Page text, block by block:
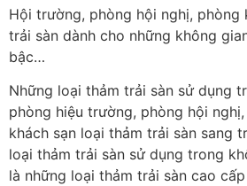
Hội trường, phòng hội nghị, phòng
trải sàn dành cho những không
bậc…
Những loại thảm trải sàn sử dụng
phòng hiệu trường, phòng hội
khách sạn loại thảm trải sàn sang
loại thảm trải sàn sử dụng trong
là những loại thảm trải sàn cao